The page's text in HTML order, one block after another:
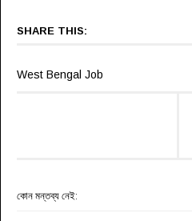
SHARE THIS:
West Bengal Job
কোন মন্তব্য নেই: